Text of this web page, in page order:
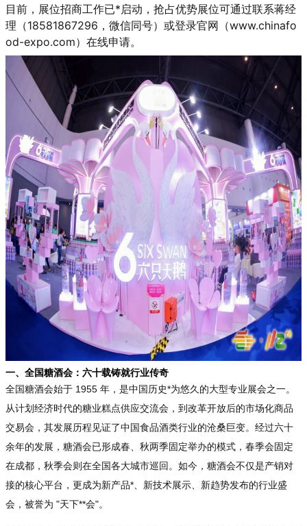
目前，展位招商工作已*启动，抢占优势展位可通过联系蒋经
理（18581867296，微信同号）或登录官网（www.chinafo
od-expo.com）在线申请。
一、全国糖酒会：六十载铸就行业传奇
全国糖酒会始于 1955 年，是中国历史*为悠久的大型专业展会之一。
从计划经济时代的糖业糕点供应交流会，到改革开放后的市场化商品
交易会，其发展历程见证了中国食品酒类行业的沧桑巨变。经过六十
余年的发展，糖酒会已形成春、秋两季固定举办的模式，春季会固定
在成都，秋季会则在全国各大城市巡回。如今，糖酒会不仅是产销对
接的核心平台，更成为新产品*、新技术展示、新趋势发布的行业盛
会，被誉为 "天下**会"。